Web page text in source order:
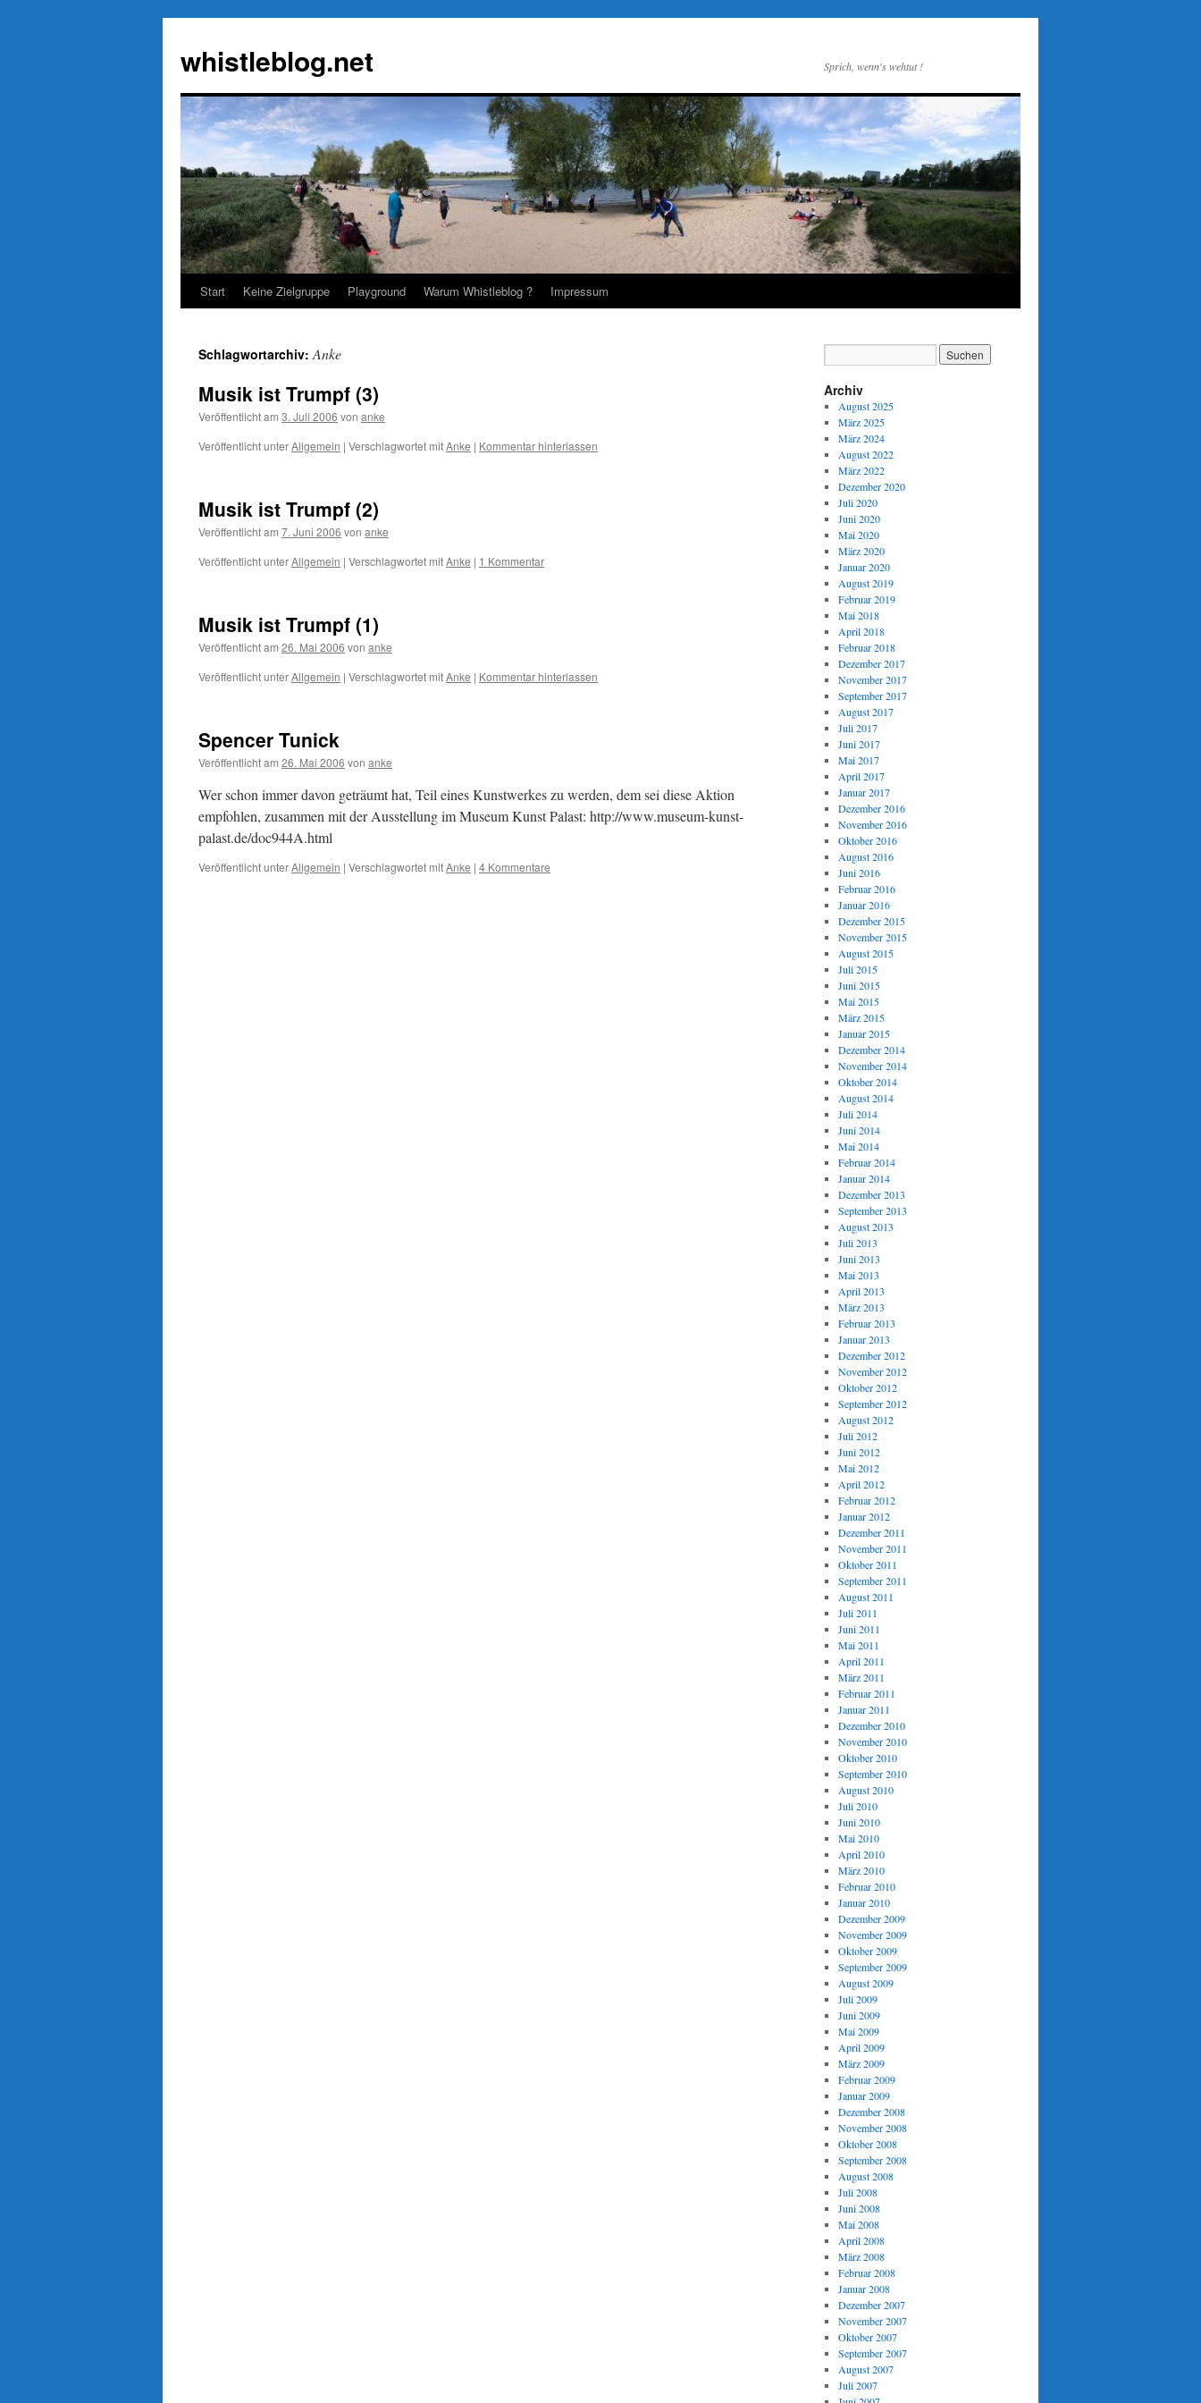
springen
whistleblog.net Sprich, wenn's wehtut !
Start Keine Zielgruppe Playground Warum Whistleblog ? Impressum
Schlagwortarchiv:Anke
Musik ist Trumpf (3)
Veröffentlicht am 3. Juli 2006 von anke
Veröffentlicht unterAllgemein | Verschlagwortet mitAnke | Kommentar hinterlassen
Musik ist Trumpf (2)
Veröffentlicht am 7. Juni 2006 von anke
Veröffentlicht unterAllgemein | Verschlagwortet mitAnke | 1 Kommentar
Musik ist Trumpf (1)
Veröffentlicht am 26. Mai 2006 von anke
Veröffentlicht unterAllgemein | Verschlagwortet mitAnke | Kommentar hinterlassen
Spencer Tunick
Veröffentlicht am 26. Mai 2006 von anke
Wer schon immer davon geträumt hat, Teil eines Kunstwerkes zu werden, dem sei diese Aktion
empfohlen, zusammen mit der Ausstellung im Museum Kunst Palast: http://www.museum-kunst-
palast.de/doc944A.html
Veröffentlicht unterAllgemein | Verschlagwortet mitAnke | 4 Kommentare
Archiv
August 2025
März 2025
März 2024
August 2022
März 2022
Dezember 2020
Juli 2020
Juni 2020
Mai 2020
März 2020
Januar 2020
August 2019
Februar 2019
Mai 2018
April 2018
Februar 2018
Dezember 2017
November 2017
September 2017
August 2017
Juli 2017
Juni 2017
Mai 2017
April 2017
Januar 2017
Dezember 2016
November 2016
Oktober 2016
August 2016
Juni 2016
Februar 2016
Januar 2016
Dezember 2015
November 2015
August 2015
Juli 2015
Juni 2015
Mai 2015
März 2015
Januar 2015
Dezember 2014
November 2014
Oktober 2014
August 2014
Juli 2014
Juni 2014
Mai 2014
Februar 2014
Januar 2014
Dezember 2013
September 2013
August 2013
Juli 2013
Juni 2013
Mai 2013
April 2013
März 2013
Februar 2013
Januar 2013
Dezember 2012
November 2012
Oktober 2012
September 2012
August 2012
Juli 2012
Juni 2012
Mai 2012
April 2012
Februar 2012
Januar 2012
Dezember 2011
November 2011
Oktober 2011
September 2011
August 2011
Juli 2011
Juni 2011
Mai 2011
April 2011
März 2011
Februar 2011
Januar 2011
Dezember 2010
November 2010
Oktober 2010
September 2010
August 2010
Juli 2010
Juni 2010
Mai 2010
April 2010
März 2010
Februar 2010
Januar 2010
Dezember 2009
November 2009
Oktober 2009
September 2009
August 2009
Juli 2009
Juni 2009
Mai 2009
April 2009
März 2009
Februar 2009
Januar 2009
Dezember 2008
November 2008
Oktober 2008
September 2008
August 2008
Juli 2008
Juni 2008
Mai 2008
April 2008
März 2008
Februar 2008
Januar 2008
Dezember 2007
November 2007
Oktober 2007
September 2007
August 2007
Juli 2007